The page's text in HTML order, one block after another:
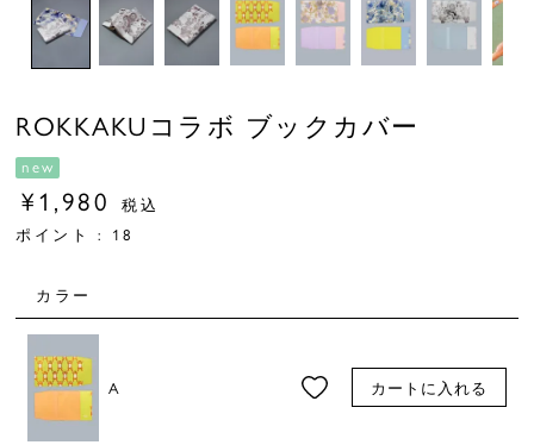
ROKKAKUコラボ ブックカバー
new
¥1,980
税込
ポイント : 18
カラー
A カートに入れる